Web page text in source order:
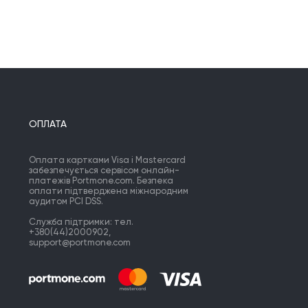
ОПЛАТА
Оплата картками Visa і Mastercard
забезпечується сервісом онлайн-
платежів Portmone.com. Безпека
оплати підтверджена міжнародним
аудитом PCI DSS.
Служба підтримки: тел.
+380(44)2000902,
support@portmone.com